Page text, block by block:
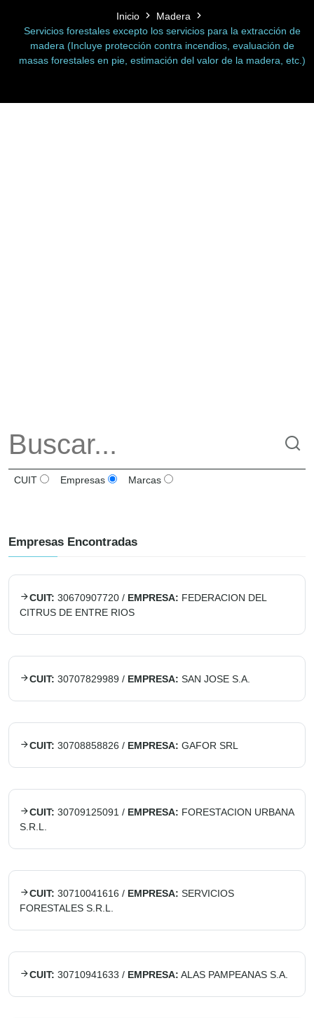
Inicio
Madera
Servicios forestales excepto los servicios para la extracción de
madera (Incluye protección contra incendios, evaluación de
masas forestales en pie, estimación del valor de la madera, etc.)
CUIT Empresas Marcas
Empresas Encontradas
CUIT: 30670907720 / EMPRESA: FEDERACION DEL
CITRUS DE ENTRE RIOS
CUIT: 30707829989 / EMPRESA: SAN JOSE S.A.
CUIT: 30708858826 / EMPRESA: GAFOR SRL
CUIT: 30709125091 / EMPRESA: FORESTACION URBANA
S.R.L.
CUIT: 30710041616 / EMPRESA: SERVICIOS
FORESTALES S.R.L.
CUIT: 30710941633 / EMPRESA: ALAS PAMPEANAS S.A.